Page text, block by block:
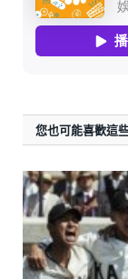
您也可能喜歡這